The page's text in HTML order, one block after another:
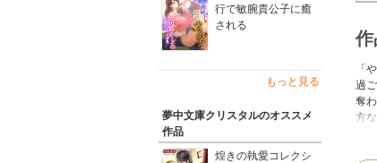
行で敏腕貴公子に癒
される
もっと見る
夢中文庫クリスタルのオススメ
作品
煌きの執愛コレクシ
作
「
過
奪
方